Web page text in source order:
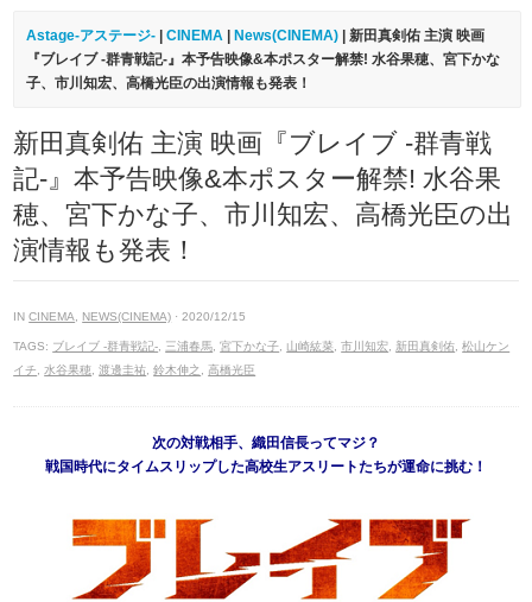
Astage-アステージ- |CINEMA News(CINEMA) | 新田真剣佑 主演 映画
『ブレイブ ‐群青戦記-』本予告映像&本ポスター解禁! 水谷果穂、宮下かな
子、市川知宏、高橋光臣の出演情報も発表！
新田真剣佑 主演 映画『ブレイブ ‐群青戦
記-』本予告映像&本ポスター解禁! 水谷果
穂、宮下かな子、市川知宏、高橋光臣の出
演情報も発表！
INCINEMA NEWS(CINEMA) · 2020/12/15
TAGS: ブレイブ ‐群青戦記- 三浦春馬 ,宮下かな子 山崎紘菜 ,市川知宏 新田真剣佑 ,松山ケン
イチ
,水谷果穂 ,渡邊圭祐 ,鈴木伸之 ,高橋光臣
次の対戦相手、織田信長ってマジ？
戦国時代にタイムスリップした高校生アスリートたちが運命に挑む！